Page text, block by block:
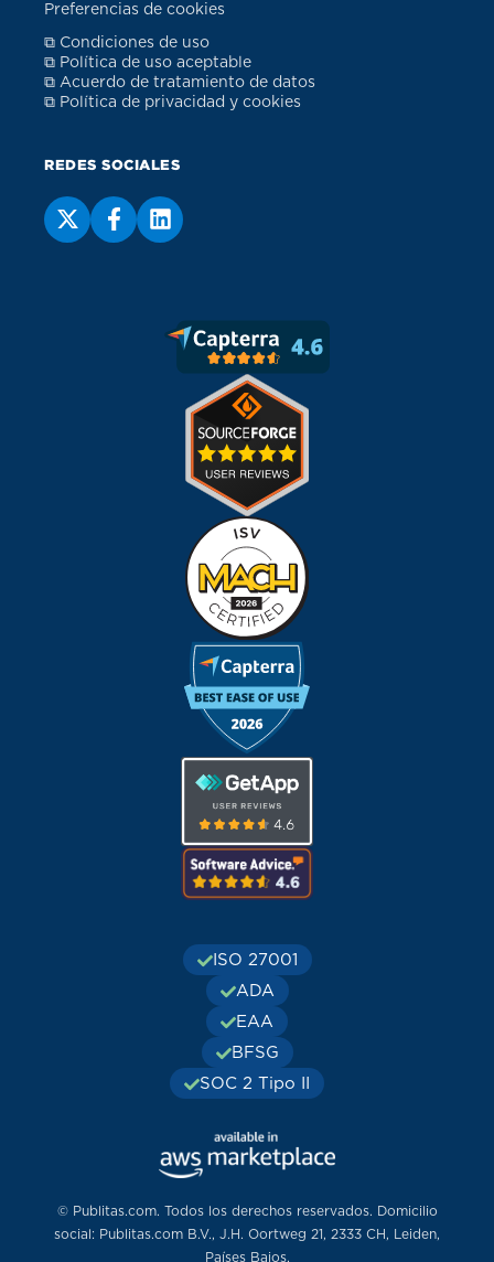
Preferencias de cookies
⧉ Condiciones de uso
⧉ Política de uso aceptable
⧉ Acuerdo de tratamiento de datos
⧉ Política de privacidad y cookies
REDES SOCIALES
ISO 27001
ADA
EAA
BFSG
SOC 2 Tipo II
© Publitas.com. Todos los derechos reservados. Domicilio
social: Publitas.com B.V., J.H. Oortweg 21, 2333 CH, Leiden,
Países Bajos.